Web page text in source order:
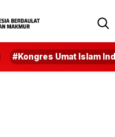
#Kongres Umat Islam